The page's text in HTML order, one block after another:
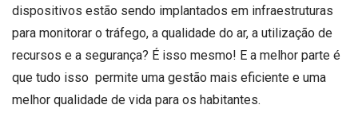
dispositivos estão sendo implantados em infraestruturas
para monitorar o tráfego, a qualidade do ar, a utilização de
recursos e a segurança? É isso mesmo! E a melhor parte é
que tudo isso permite uma gestão mais eficiente e uma
melhor qualidade de vida para os habitantes.